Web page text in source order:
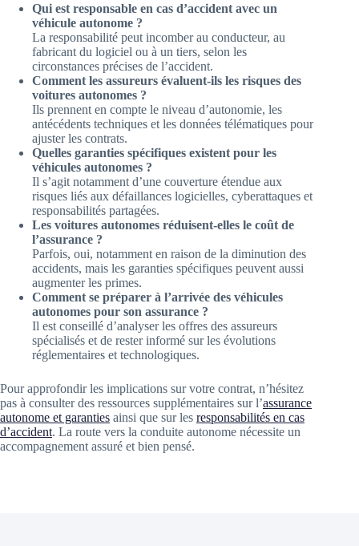
Qui est responsable en cas d’accident avec un
véhicule autonome ?
La responsabilité peut incomber au conducteur, au
fabricant du logiciel ou à un tiers, selon les
circonstances précises de l’accident.
Comment les assureurs évaluent-ils les risques des
voitures autonomes ?
Ils prennent en compte le niveau d’autonomie, les
antécédents techniques et les données télématiques pour
ajuster les contrats.
Quelles garanties spécifiques existent pour les
véhicules autonomes ?
Il s’agit notamment d’une couverture étendue aux
risques liés aux défaillances logicielles, cyberattaques et
responsabilités partagées.
Les voitures autonomes réduisent-elles le coût de
l’assurance ?
Parfois, oui, notamment en raison de la diminution des
accidents, mais les garanties spécifiques peuvent aussi
augmenter les primes.
Comment se préparer à l’arrivée des véhicules
autonomes pour son assurance ?
Il est conseillé d’analyser les offres des assureurs
spécialisés et de rester informé sur les évolutions
réglementaires et technologiques.
Pour approfondir les implications sur votre contrat, n’hésitez
pas à consulter des ressources supplémentaires sur l’assurance
autonome et garanties ainsi que sur les responsabilités en cas
d’accident. La route vers la conduite autonome nécessite un
accompagnement assuré et bien pensé.